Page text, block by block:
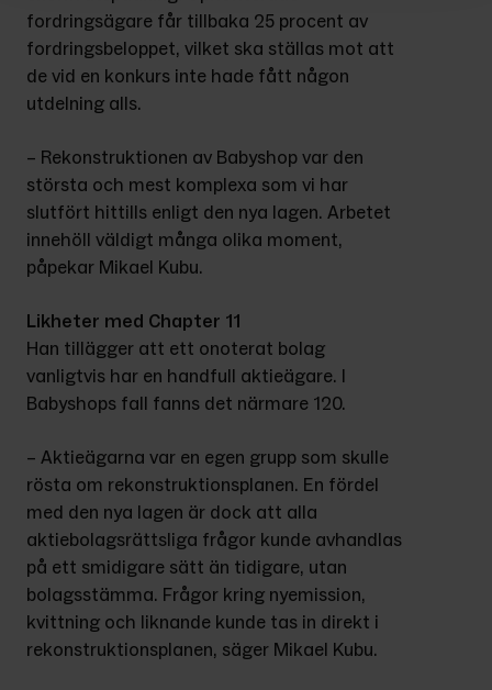
fordringsägare får tillbaka 25 procent av
fordringsbeloppet, vilket ska ställas mot att
de vid en konkurs inte hade fått någon
utdelning alls.
– Rekonstruktionen av Babyshop var den
största och mest komplexa som vi har
slutfört hittills enligt den nya lagen. Arbetet
innehöll väldigt många olika moment,
påpekar Mikael Kubu.
Likheter med Chapter 11
Han tillägger att ett onoterat bolag
vanligtvis har en handfull aktieägare. I
Babyshops fall fanns det närmare 120.
– Aktieägarna var en egen grupp som skulle
rösta om rekonstruktionsplanen. En fördel
med den nya lagen är dock att alla
aktiebolagsrättsliga frågor kunde avhandlas
på ett smidigare sätt än tidigare, utan
bolagsstämma. Frågor kring nyemission,
kvittning och liknande kunde tas in direkt i
rekonstruktionsplanen, säger Mikael Kubu.